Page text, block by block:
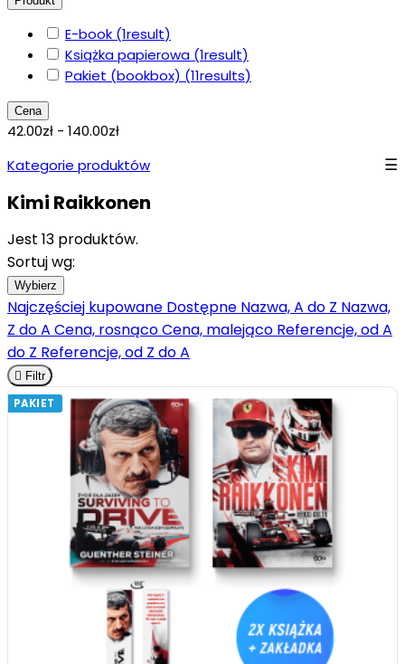
E-book (1result)
Książka papierowa (1result)
Pakiet (bookbox) (11results)
Cena
42.00zł - 140.00zł
Kategorie produktów
Kimi Raikkonen
Jest 13 produktów.
Sortuj wg:
Wybierz
Najczęściej kupowane Dostępne Nazwa, A do Z Nazwa,
Z do A Cena, rosnącoCena, malejąco Referencje, od A
do Z Referencje, od Z do A
 Filtr
PAKIET